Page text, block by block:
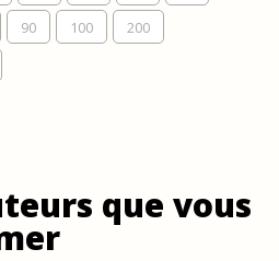
90 100
200
que vous